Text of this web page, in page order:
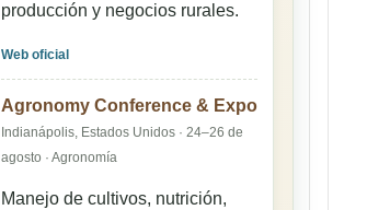
producción y negocios rurales.
Web oficial
Agronomy Conference & Expo
Indianápolis, Estados Unidos · 24–26 de
agosto · Agronomía
Manejo de cultivos, nutrición,